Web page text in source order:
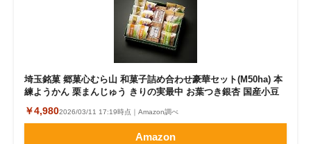
埼玉銘菓 郷菓心むら山 和菓子詰め合わせ豪華セット(M50ha) 本
練ようかん 栗まんじゅう きりの実最中 お葉つき銀杏 国産小豆
￥4,9802026/03/11 17:19時点｜Amazon調べ
Amazon